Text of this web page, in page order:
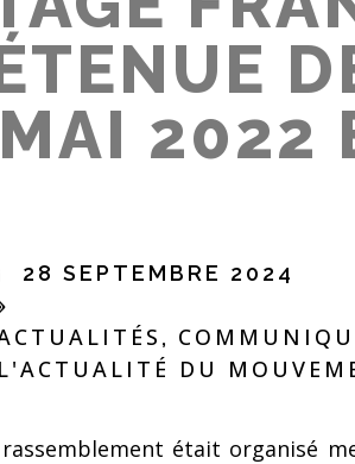
2022
28 SEPTEMBRE 2024
,
L'ACTUALITÉ DU
était organisé